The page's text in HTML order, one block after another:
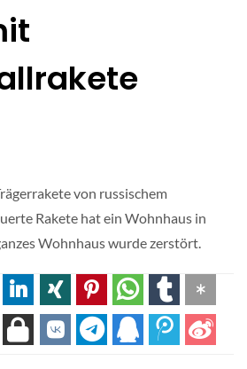
von russischem
Rakete hat ein Wohnhaus in
Wohnhaus wurde zerstört.